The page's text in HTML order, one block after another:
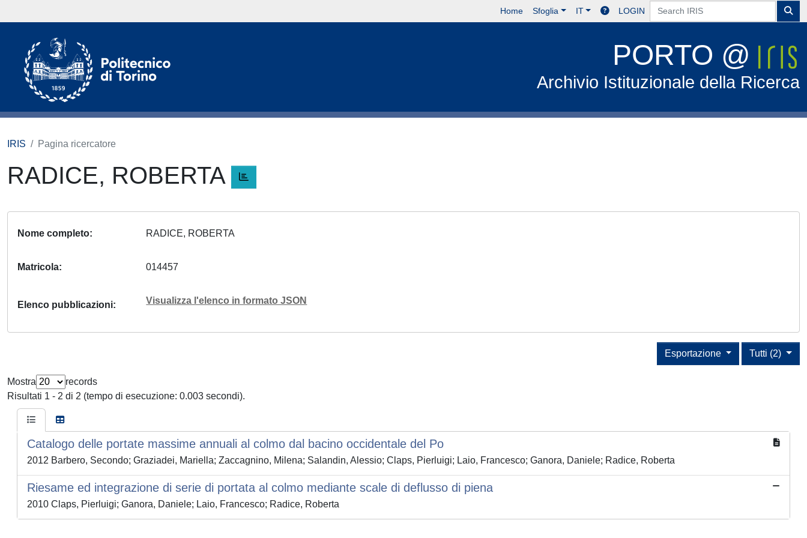
Home Sfoglia IT LOGIN
PORTO @
Archivio Istituzionale della Ricerca
IRIS Pagina ricercatore
RADICE, ROBERTA
Nome completo RADICE, ROBERTA
Matricola 014457
Elenco pubblicazioni Visualizza l'elenco in formato JSON
Tutti (2)
Esportazione
Mostra
records
Risultati 1 - 2 di 2 (tempo di esecuzione: 0.003 secondi).
Catalogo delle portate massime annuali al colmo dal bacino occidentale del Po
2012 Barbero, Secondo; Graziadei, Mariella; Zaccagnino, Milena; Salandin, Alessio; Claps, Pierluigi; Laio, Francesco; Ganora, Daniele; Radice, Roberta
Riesame ed integrazione di serie di portata al colmo mediante scale di deflusso di piena
2010 Claps, Pierluigi; Ganora, Daniele; Laio, Francesco; Radice, Roberta